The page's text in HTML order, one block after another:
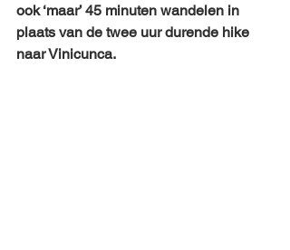
ook ‘maar’ 45 minuten wandelen in
plaats van de twee uur durende hike
naar Vinicunca.